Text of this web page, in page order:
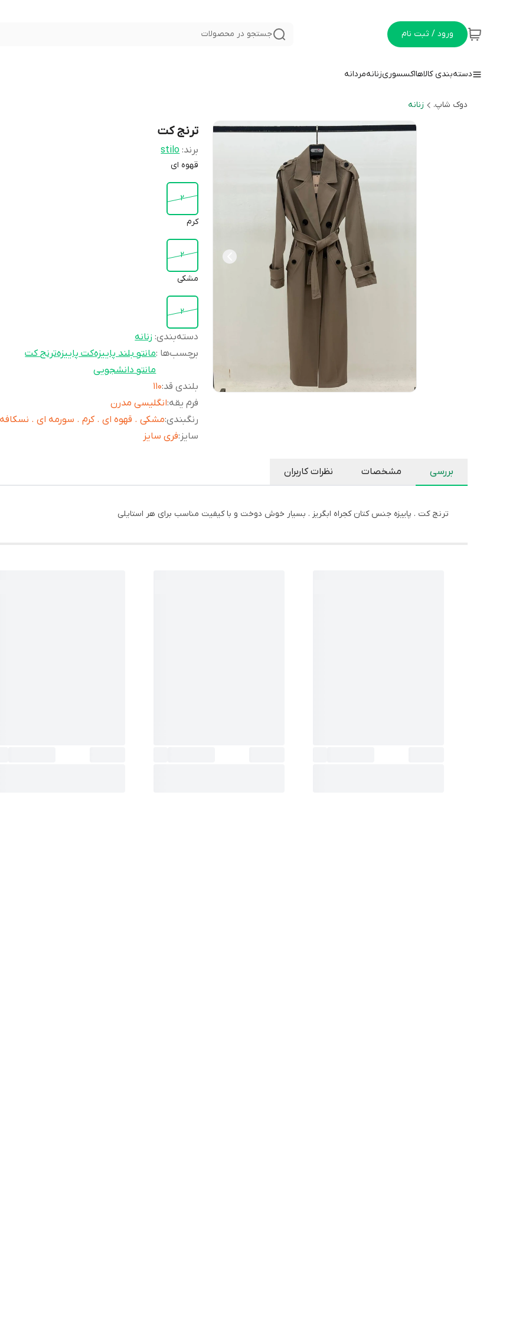
ورود / ثبت نام جستجو در محصولات
دسته‌بندی کالاهااکسسوریزنانهمردانه
دوک شاپ. زنانه
ترنج کت
برند: stilo
قهوه ای
2
کرم
2
مشکی
2
دسته‌بندی: زنانه
برچسب‌ها :مانتو بلند پاییزهکت پاییزهترنج کت
مانتو دانشجویی
بلندی قد:
110
فرم یقه:انگلیسی مدرن
رنگبندی:مشکی . قهوه ای . کرم . سورمه ای .
سایز :فری سایز
بررسی مشخصات نظرات کاربران
ترنج کت . پاییزه جنس کتان کجراه ابگریز . بسیار خوش دوخت و با کیفیت مناسب برای هر استایلی